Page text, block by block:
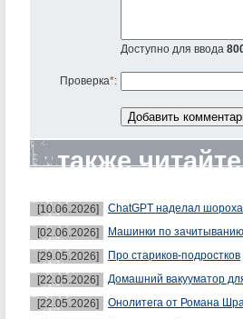
Доступно для ввода
Проверка*:
также читайте
[10.06.2026]
ChatGPT наделал
[02.06.2026]
Машинки по
[29.05.2026]
Про стариков-подростков
[22.05.2026]
Домашний вакууматор
[22.05.2026]
Онолитега от Романа